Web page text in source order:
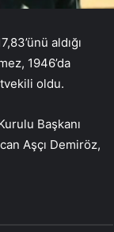
aldığı
1946’da
oldu.
Başkanı
Aşçı Demiröz,